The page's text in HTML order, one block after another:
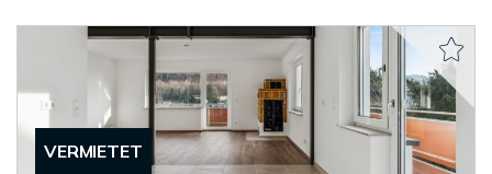
VERMIETET